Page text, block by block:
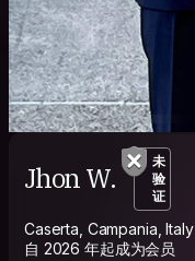
Jhon W.
未
验
证
Caserta, Campania, Italy
自 2026 年起成为会员